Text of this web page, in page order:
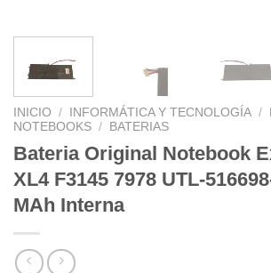
INICIO / INFORMÁTICA Y TECNOLOGÍA /
NOTEBOOKS / BATERIAS
Bateria Original Notebook
XL4 F3145 7978 UTL-
MAh Interna